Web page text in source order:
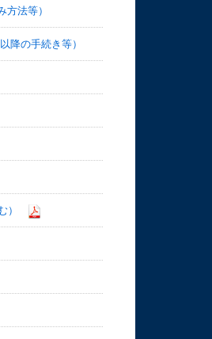
法等）
降の手続き等）
）